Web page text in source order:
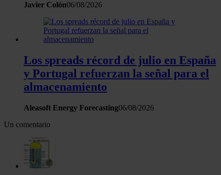
Javier Colón06/08/2026
Los spreads récord de julio en España
y Portugal refuerzan la señal para el
almacenamiento
Aleasoft Energy Forecasting06/08/2026
Un comentario